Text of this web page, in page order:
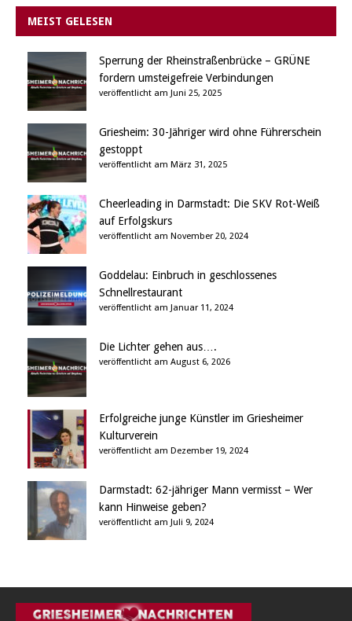
MEIST GELESEN
Sperrung der Rheinstraßenbrücke – GRÜNE
fordern umsteigefreie Verbindungen
veröffentlicht am Juni 25, 2025
Griesheim: 30-Jähriger wird ohne Führerschein
gestoppt
veröffentlicht am März 31, 2025
Cheerleading in Darmstadt: Die SKV Rot-Weiß
auf Erfolgskurs
veröffentlicht am November 20, 2024
Goddelau: Einbruch in geschlossenes
Schnellrestaurant
veröffentlicht am Januar 11, 2024
Die Lichter gehen aus….
veröffentlicht am August 6, 2026
Erfolgreiche junge Künstler im Griesheimer
Kulturverein
veröffentlicht am Dezember 19, 2024
Darmstadt: 62-jähriger Mann vermisst – Wer
kann Hinweise geben?
veröffentlicht am Juli 9, 2024